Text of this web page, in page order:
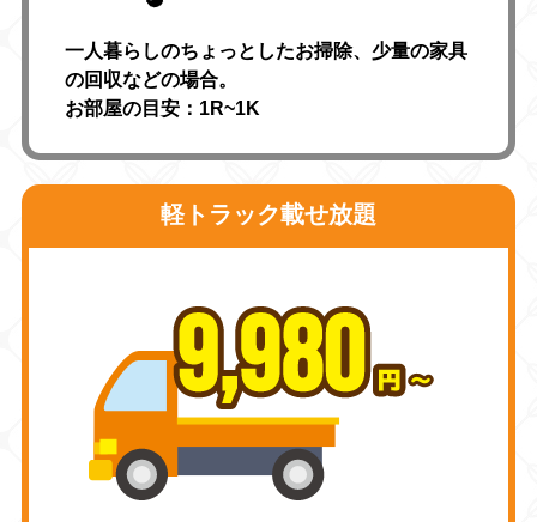
一人暮らしのちょっとしたお掃除、少量の家具
の回収などの場合。
お部屋の目安：1R~1K
軽トラック載せ放題